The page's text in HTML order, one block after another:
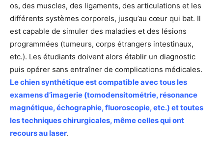
os, des muscles, des ligaments, des articulations et les
différents systèmes corporels, jusqu’au cœur qui bat. Il
est capable de simuler des maladies et des lésions
programmées (tumeurs, corps étrangers intestinaux,
etc.). Les étudiants doivent alors établir un diagnostic
puis opérer sans entraîner de complications médicales.
Le chien synthétique est compatible avec tous les
examens d’imagerie (tomodensitométrie, résonance
magnétique, échographie, fluoroscopie, etc.) et toutes
les techniques chirurgicales, même celles qui ont
recours au laser.